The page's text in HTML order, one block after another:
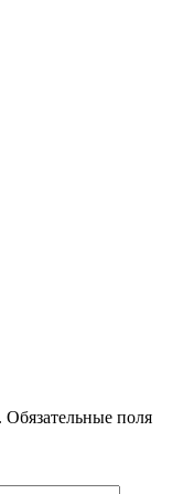
Обязательные поля